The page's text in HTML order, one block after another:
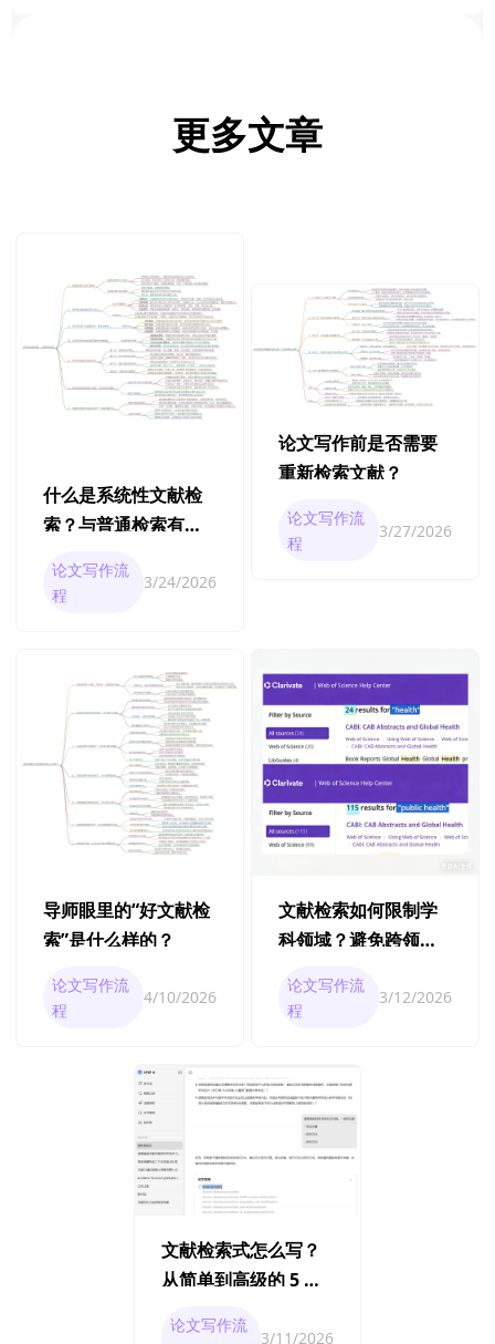
更多文章
什么是系统性文献检
索？与普通检索有什
论文写作流
程
3/24/2026
论文写作前是否需要
重新检索文献？
论文写作流
程
3/27/2026
导师眼里的“好文献检
索”是什么样的？
论文写作流
程
4/10/2026
文献检索如何限制学
科领域？避免跨领域
论文写作流
程
3/12/2026
文献检索式怎么写？
从简单到高级的 5 个
论文写作流
3/11/2026